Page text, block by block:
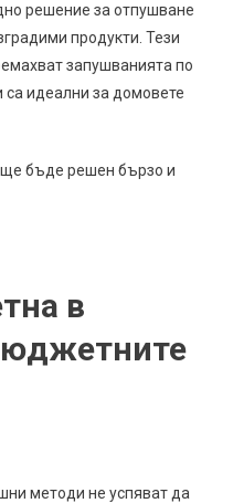
решение за отпушване
продукти. Тези
запушванията по
са идеални за домовете
ще бъде решен бързо и
в
методи не успяват да